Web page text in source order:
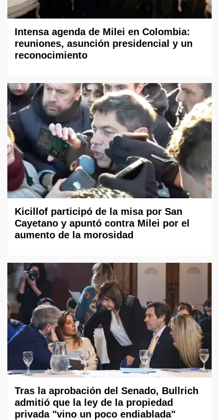
Intensa agenda de Milei en Colombia:
reuniones, asunción presidencial y un
reconocimiento
Kicillof participó de la misa por San
Cayetano y apuntó contra Milei por el
aumento de la morosidad
Tras la aprobación del Senado, Bullrich
admitió que la ley de la propiedad
privada "vino un poco endiablada"